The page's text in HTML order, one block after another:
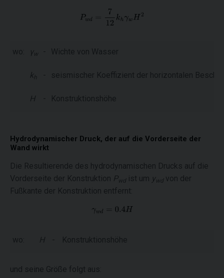
wo: γ w - Wichte von Wasser
k h - seismischer Koeffizient der horizontalen
H - Konstruktionshöhe
Hydrodynamischer Druck, der auf die Vorderseite der
Wand wirkt
Die Resultierende des hydrodynamischen Drucks auf die
Vorderseite der Konstruktion Pwdist um ywdvon der
Fußkante der Konstruktion entfernt:
wo: H - Konstruktionshöhe
und seine Größe folgt aus: